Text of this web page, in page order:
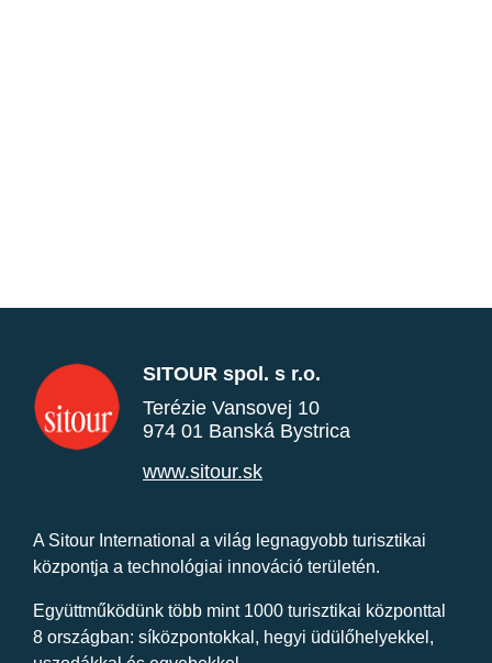
SITOUR spol. s r.o.
Terézie Vansovej 10
974 01 Banská Bystrica
www.sitour.sk
A Sitour International a világ legnagyobb turisztikai
központja a technológiai innováció területén.
Együttműködünk több mint 1000 turisztikai központtal
8 országban: síközpontokkal, hegyi üdülőhelyekkel,